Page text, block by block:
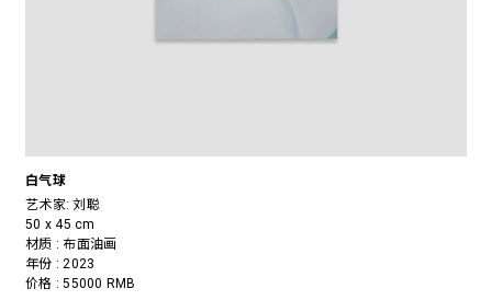
白气球
艺术家:刘聪
50 x 45 cm
材质 : 布面油画
年份 : 2023
价格 : 55000 RMB